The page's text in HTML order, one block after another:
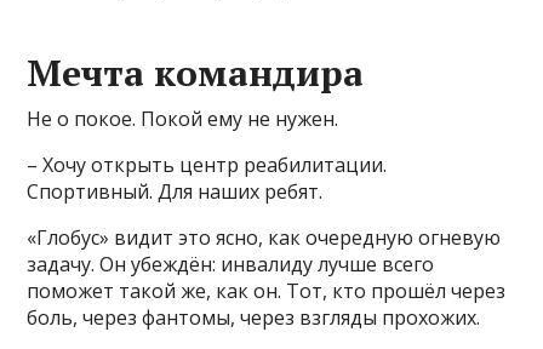
Мечта командира
Не о покое. Покой ему не нужен.
– Хочу открыть центр реабилитации.
Спортивный. Для наших ребят.
«Глобус» видит это ясно, как очередную огневую
задачу. Он убеждён: инвалиду лучше всего
поможет такой же, как он. Тот, кто прошёл через
боль, через фантомы, через взгляды прохожих.